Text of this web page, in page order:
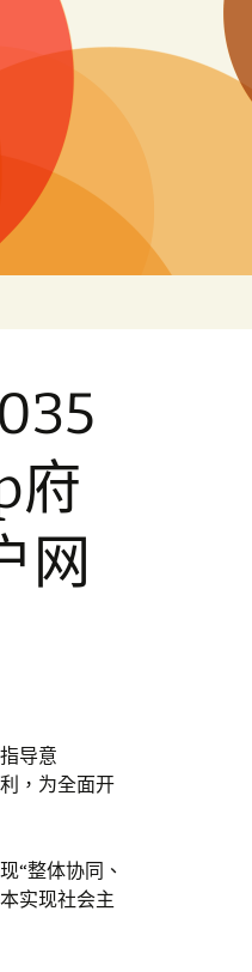
府
网
导意
，为全面开
“整体协同、
实现社会主